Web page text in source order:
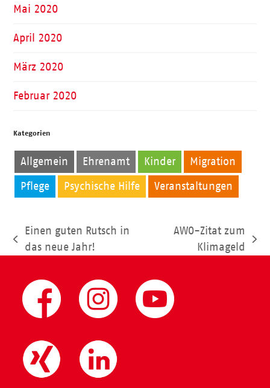
Mai 2020
April 2020
März 2020
Februar 2020
Kategorien
Allgemein Ehrenamt Kinder Migration
Pflege Psychische Hilfe Veranstaltungen
vorheriger
Einen guten Rutsch in
das neue Jahr!
Nächster
AWO-Zitat zum
Klimageld